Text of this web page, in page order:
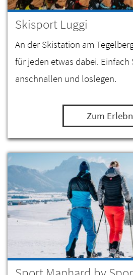
Skisport Luggi
An der Skistation am
für jeden etwas dabei. Einfach
anschnallen und loslegen.
Zum